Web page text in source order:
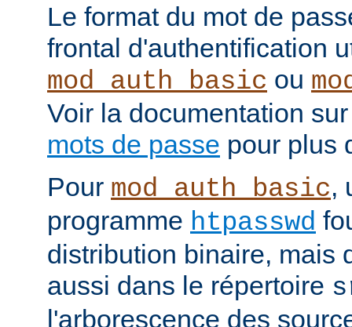
Le format du mot de
frontal d'authentification
mod_auth_basic ou
Voir la documentation
mots de passe pour plus
Pour mod_auth_basic,
programme htpasswd
distribution binaire, mais
aussi dans le répertoire
l'arborescence des